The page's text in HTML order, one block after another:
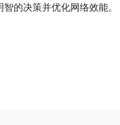
的决策并优化网络效能。